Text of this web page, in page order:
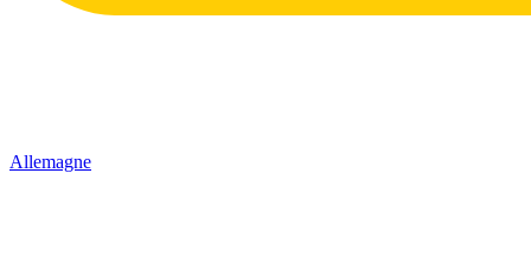
Allemagne